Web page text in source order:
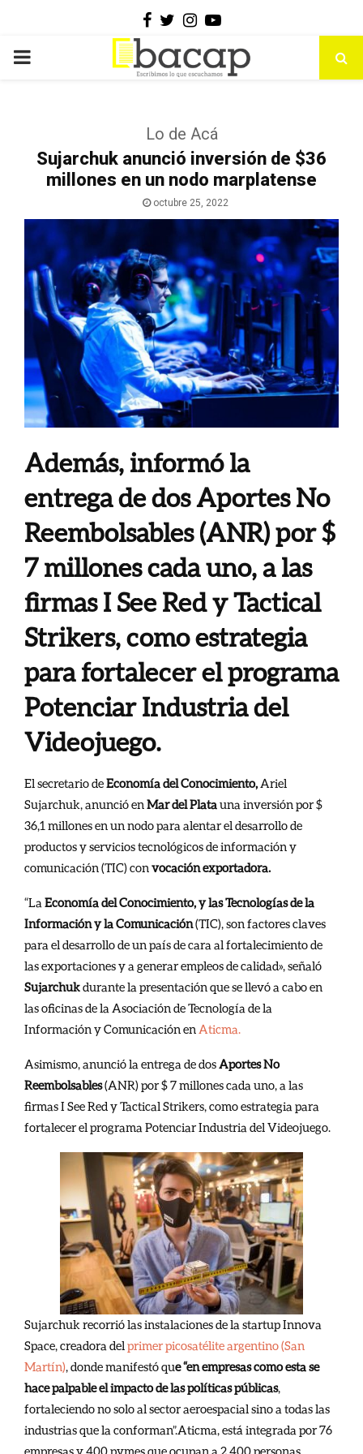
Facebook
Twitter
Instagram
Youtube
PRIMARY
Lo de Acá
Sujarchuk anunció inversión de $36
millones en un nodo marplatense
octubre 25, 2022
Además, informó la
entrega de dos Aportes No
Reembolsables (ANR) por $
7 millones cada uno, a las
firmas I See Red y Tactical
Strikers, como estrategia
para fortalecer el programa
Potenciar Industria del
Videojuego.
El secretario deEconomía del Conocimiento, Ariel
Sujarchuk, anunció en Mar del Platauna inversión por $
36,1 millones en un nodo para alentar el desarrollo de
productos y servicios tecnológicos de información y
comunicación (TIC) con vocación exportadora.
“La Economía del Conocimiento, y las Tecnologías de la
Información y la Comunicación(TIC), son factores claves
para el desarrollo de un país de cara al fortalecimiento de
las exportaciones y a generar empleos de calidad», señaló
Sujarchukdurante la presentación que se llevó a cabo en
las oficinas de la Asociación de Tecnología de la
Información y Comunicación en Aticma.
Asimismo, anunció la entrega de dosAportes No
Reembolsables(ANR) por $ 7 millones cada uno, a las
firmas I See Red y Tactical Strikers, como estrategia para
fortalecer el programa Potenciar Industria del Videojuego.
Sujarchuk recorrió las instalaciones de la startup Innova
Space, creadora del primer picosatélite argentino (San
Martín), donde manifestó que “en empresas como esta se
hace palpable el impacto de las políticas públicas,
fortaleciendo no solo al sector aeroespacial sino a todas las
industrias que la conforman”.Aticma, está integrada por 76
empresas y 400 pymes que ocupan a 2.400 personas,